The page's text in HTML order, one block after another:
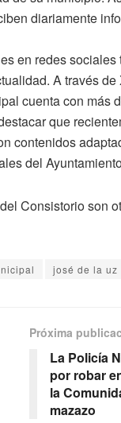
diariamente
en redes
A través
cuenta con más
que
contenidos
del
Consistorio son
josé de la uz
Próxima
La Policía
por robar
la
mazazo